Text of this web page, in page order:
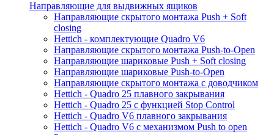
Направляющие для выдвижных ящиков
Направляющие скрытого монтажа Push + Soft
closing
Hettich - комплектующие Quadro V6
Направляющие скрытого монтажа Push-to-Open
Направляющие шариковые Push + Soft closing
Направляющие шариковые Push-to-Open
Направляющие скрытого монтажа с доводчиком
Hettich - Quadro 25 плавного закрывания
Hettich - Quadro 25 с функцией Stop Control
Hettich - Quadro V6 плавного закрывания
Hettich - Quadro V6 с механизмом Push to open